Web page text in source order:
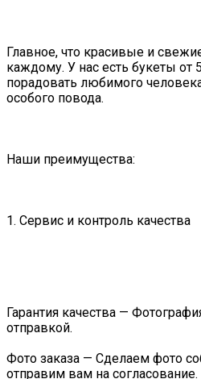
Главное, что красивые и
каждому. У нас есть букеты от
порадовать любимого
особого повода.
Наши преимущества:
1. Сервис и контроль качества
Гарантия качества —
отправкой.
Фото заказа — Сделаем фото
отправим вам на согласование.